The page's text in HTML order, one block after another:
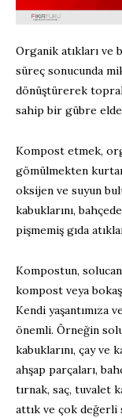
Organik atıkları ve
süreç sonucunda
dönüştürerek
sahip bir gübre
Kompost etmek,
gömülmekten
oksijen ve suyun
kabuklarını,
pişmemiş gıda
Kompostun,
kompost veya
Kendi yaşantımıza
önemli. Örneğin
kabuklarını, çay ve
ahşap parçaları,
tırnak, saç, tuvalet
attık ve çok değerli